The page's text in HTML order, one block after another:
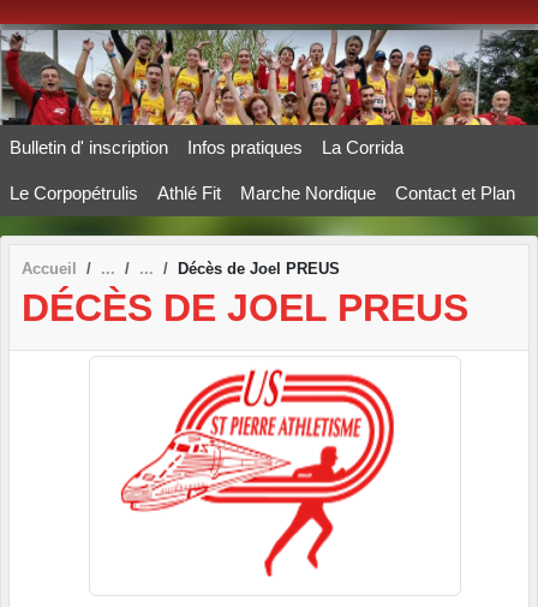
Bulletin d' inscription Infos pratiques La Corrida
Le Corpopétrulis Athlé Fit Marche Nordique Contact et Plan
Accueil Décès de Joel PREUS
DÉCÈS DE JOEL PREUS